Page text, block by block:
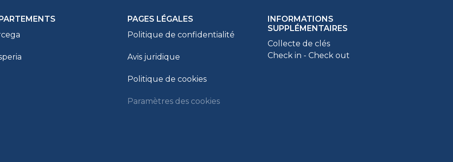
PAGES LÉGALES
Politique de confidentialité
Avis juridique
Politique de cookies
Paramètres des cookies
INFORMATIONS
SUPPLÉMENTAIRES
Collecte de clés
Check in - Check out